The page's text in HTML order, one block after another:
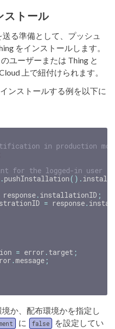
ストール
る準備として、プッシュ
をインストールします。
ユーザーまたは Thing と
上で紐付けられます。
ンストールする例を以下に
in production
for the logged-in user
pushInstallation().
response. installationID ;
= response.
= error . target ;
.message ;
か、配布環境かを指定し
に false
を設定してい